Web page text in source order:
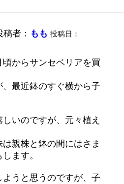
者： もも 投稿日：
からサンセベリアを買
最近鉢のすぐ横から子
いのですが、元々植え
親株と鉢の間にはさま
ます。
うと思うのですが、子